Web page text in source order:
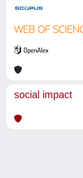
social impact